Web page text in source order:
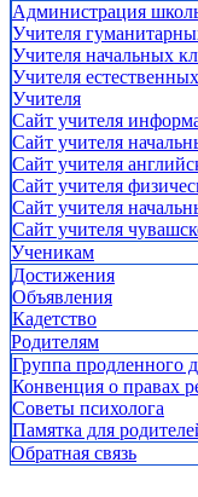
Администрация
Учителя
Учителя начальных
Учителя
Учителя
Cайт учителя
Сайт учителя
Сайт учителя
Сайт учителя
Сайт учителя
Сайт учителя
Ученикам
Достижения
Объявления
Кадетство
Родителям
Группа продленного
Конвенция о правах
Советы психолога
Памятка для
Обратная связь